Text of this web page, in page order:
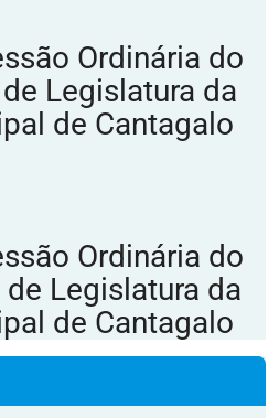
Ordinária do
Legislatura da
de Cantagalo
Ordinária do
Legislatura da
de Cantagalo